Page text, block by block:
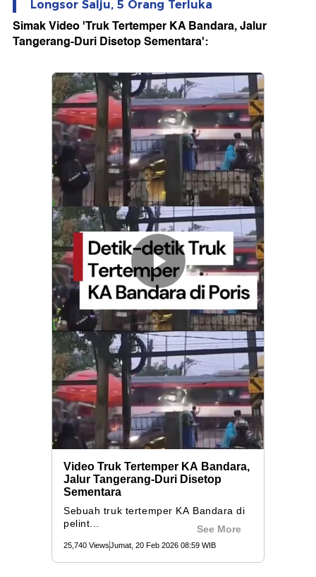
Longsor Salju, 5 Orang Terluka
Simak Video 'Truk Tertemper KA Bandara, Jalur
Tangerang-Duri Disetop Sementara':